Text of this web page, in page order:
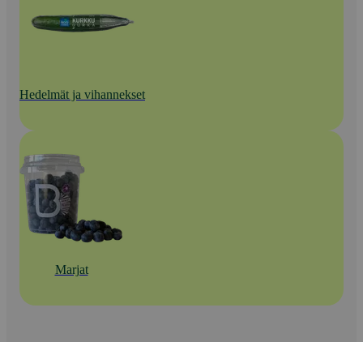
Hedelmät ja vihannekset
Marjat